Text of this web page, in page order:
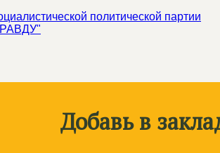
политической партии
Добавь в